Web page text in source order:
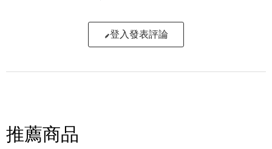
登入發表評論
推薦商品